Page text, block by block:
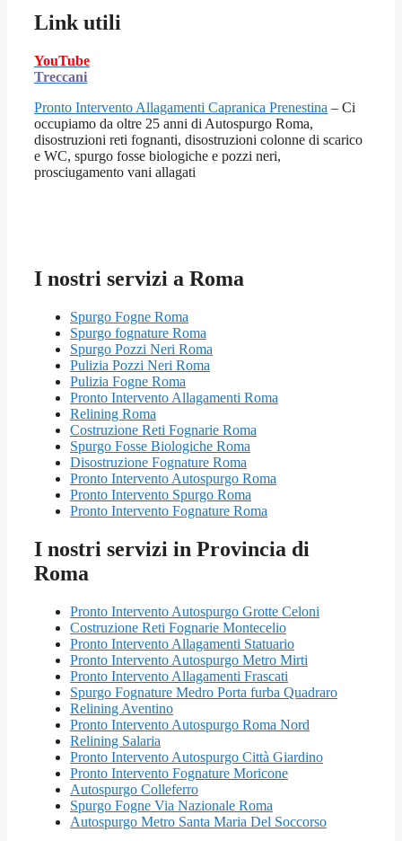
Link utili
YouTube
Treccani
Pronto Intervento Allagamenti Capranica Prenestina – Ci
occupiamo da oltre 25 anni di Autospurgo Roma,
disostruzioni reti fognanti, disostruzioni colonne di scarico
e WC, spurgo fosse biologiche e pozzi neri,
prosciugamento vani allagati
I nostri servizi a Roma
Spurgo Fogne Roma
Spurgo fognature Roma
Spurgo Pozzi Neri Roma
Pulizia Pozzi Neri Roma
Pulizia Fogne Roma
Pronto Intervento Allagamenti Roma
Relining Roma
Costruzione Reti Fognarie Roma
Spurgo Fosse Biologiche Roma
Disostruzione Fognature Roma
Pronto Intervento Autospurgo Roma
Pronto Intervento Spurgo Roma
Pronto Intervento Fognature Roma
I nostri servizi in Provincia di
Roma
Pronto Intervento Autospurgo Grotte Celoni
Costruzione Reti Fognarie Montecelio
Pronto Intervento Allagamenti Statuario
Pronto Intervento Autospurgo Metro Mirti
Pronto Intervento Allagamenti Frascati
Spurgo Fognature Medro Porta furba Quadraro
Relining Aventino
Pronto Intervento Autospurgo Roma Nord
Relining Salaria
Pronto Intervento Autospurgo Città Giardino
Pronto Intervento Fognature Moricone
Autospurgo Colleferro
Spurgo Fogne Via Nazionale Roma
Autospurgo Metro Santa Maria Del Soccorso